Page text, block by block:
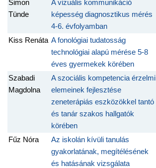
Simon
Tünde
A vizuális kommunikáció
képesség diagnosztikus mérés
4-6. évfolyamban
Kiss Renáta A fonológiai tudatosság
technológiai alapú mérése 5-8
éves gyermekek körében
Szabadi
Magdolna
A szociális kompetencia érzelmi
elemeinek fejlesztése
zeneterápiás eszközökkel tantó
és tanár szakos hallgatók
körében
Fűz Nóra
Az iskolán kívüli tanulás
gyakorlatának, megítélésének
és hatásának vizsgálata